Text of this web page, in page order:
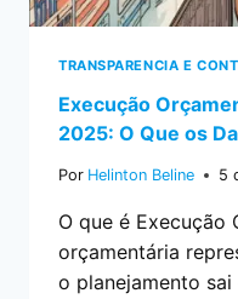
TRANSPARENCIA E
Execução
2025: O Que os
Por Helinton Beline 5
O que é Execução
orçamentária
o planejamento